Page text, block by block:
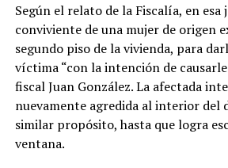
Según el relato de la Fiscalía, en esa
conviviente de una mujer de origen
segundo piso de la vivienda, para
víctima “con la intención de
fiscal Juan González. La afectada
nuevamente agredida al interior del
similar propósito, hasta que logra
ventana.